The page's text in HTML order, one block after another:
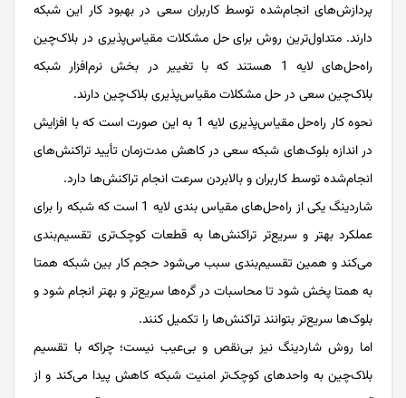
پردازش‌های انجام‌شده توسط کاربران سعی در بهبود کار این شبکه
دارند. متداول‌ترین روش برای حل مشکلات مقیاس‌پذیری در بلاک‌چین
راه‌حل‌های لایه 1 هستند که با تغییر در بخش نرم‌افزار شبکه
بلاک‌چین سعی در حل مشکلات مقیاس‌پذیری بلاک‌چین دارند.
نحوه کار راه‌حل مقیاس‌پذیری لایه 1 به این صورت است که با افزایش
در اندازه بلوک‌های شبکه سعی در کاهش مدت‌زمان تأیید تراکنش‌های
انجام‌شده توسط کاربران و بالابردن سرعت انجام تراکنش‌ها دارد.
شاردینگ یکی از راه‌حل‌های مقیاس بندی لایه 1 است که شبکه را برای
عملکرد بهتر و سریع‌تر تراکنش‌ها به قطعات کوچک‌تری تقسیم‌بندی
می‌کند و همین تقسیم‌بندی سبب می‌شود حجم کار بین شبکه همتا
به همتا پخش شود تا محاسبات در گره‌ها سریع‌تر و بهتر انجام شود و
بلوک‌ها سریع‌تر بتوانند تراکنش‌ها را تکمیل کنند.
اما روش شاردینگ نیز بی‌نقص و بی‌عیب نیست؛ چراکه با تقسیم
بلاک‌چین به واحدهای کوچک‌تر امنیت شبکه کاهش پیدا می‌کند و از